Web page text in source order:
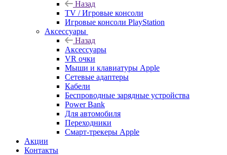
Назад
TV / Игровые консоли
Игровые консоли PlayStation
Аксессуары
Назад
Аксессуары
VR очки
Мыши и клавиатуры Apple
Сетевые адаптеры
Кабели
Беспроводные зарядные устройства
Power Bank
Для автомобиля
Переходники
Смарт-трекеры Apple
Акции
Контакты